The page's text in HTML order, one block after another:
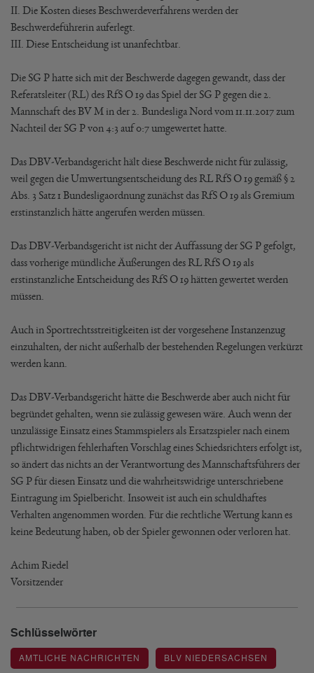
II. Die Kosten dieses Beschwerdeverfahrens werden der
Beschwerdeführerin auferlegt.
III. Diese Entscheidung ist unanfechtbar.
Die SG P hatte sich mit der Beschwerde dagegen gewandt, dass der
Referatsleiter (RL) des RfS O 19 das Spiel der SG P gegen die 2.
Mannschaft des BV M in der 2. Bundesliga Nord vom 11.11.2017 zum
Nachteil der SG P von 4:3 auf 0:7 umgewertet hatte.
Das DBV-Verbandsgericht hält diese Beschwerde nicht für zulässig,
weil gegen die Umwertungsentscheidung des RL RfS O 19 gemäß § 2
Abs. 3 Satz 1 Bundesligaordnung zunächst das RfS O 19 als Gremium
erstinstanzlich hätte angerufen werden müssen.
Das DBV-Verbandsgericht ist nicht der Auffassung der SG P gefolgt,
dass vorherige mündliche Äußerungen des RL RfS O 19 als
erstinstanzliche Entscheidung des RfS O 19 hätten gewertet werden
müssen.
Auch in Sportrechtsstreitigkeiten ist der vorgesehene Instanzenzug
einzuhalten, der nicht außerhalb der bestehenden Regelungen verkürzt
werden kann.
Das DBV-Verbandsgericht hätte die Beschwerde aber auch nicht für
begründet gehalten, wenn sie zulässig gewesen wäre. Auch wenn der
unzulässige Einsatz eines Stammspielers als Ersatzspieler nach einem
pflichtwidrigen fehlerhaften Vorschlag eines Schiedsrichters erfolgt ist,
so ändert das nichts an der Verantwortung des Mannschaftsführers der
SG P für diesen Einsatz und die wahrheitswidrige unterschriebene
Eintragung im Spielbericht. Insoweit ist auch ein schuldhaftes
Verhalten angenommen worden. Für die rechtliche Wertung kann es
keine Bedeutung haben, ob der Spieler gewonnen oder verloren hat.
Achim Riedel
Vorsitzender
Schlüsselwörter
AMTLICHE NACHRICHTEN BLV NIEDERSACHSEN